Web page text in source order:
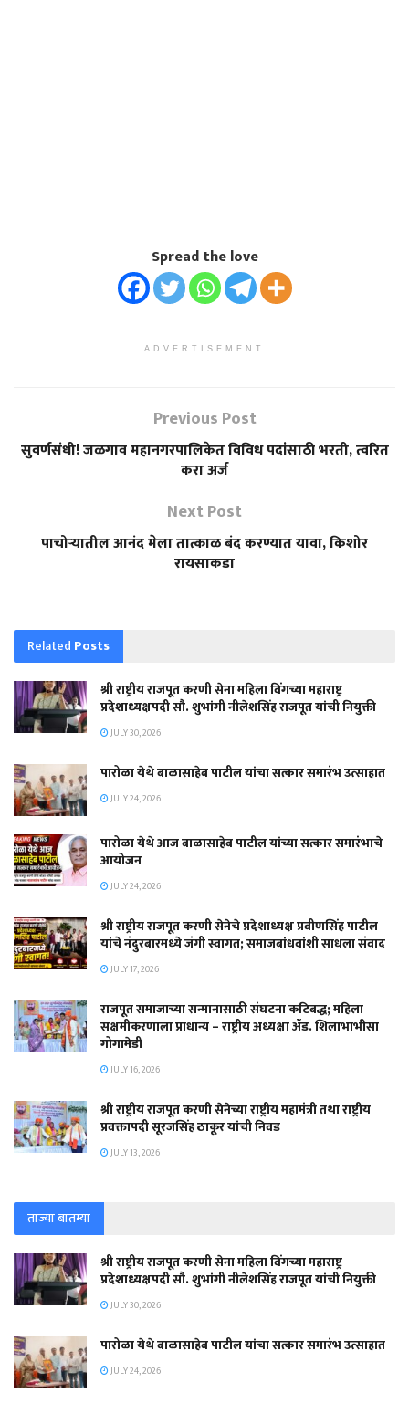
Spread the love
ADVERTISEMENT
Previous Post
सुवर्णसंधी! जळगाव महानगरपालिकेत विविध पदांसाठी भरती, त्वरित
करा अर्ज
Next Post
पाचोऱ्यातील आनंद मेला तात्काळ बंद करण्यात यावा, किशोर
रायसाकडा
Related Posts
श्री राष्ट्रीय राजपूत करणी सेना महिला विंगच्या महाराष्ट्र
प्रदेशाध्यक्षपदी सौ. शुभांगी नीलेशसिंह राजपूत यांची नियुक्ती
JULY 30, 2026
पारोळा येथे बाळासाहेब पाटील यांचा सत्कार समारंभ उत्साहात
JULY 24, 2026
पारोळा येथे आज बाळासाहेब पाटील यांच्या सत्कार समारंभाचे
आयोजन
JULY 24, 2026
श्री राष्ट्रीय राजपूत करणी सेनेचे प्रदेशाध्यक्ष प्रवीणसिंह पाटील
यांचे नंदुरबारमध्ये जंगी स्वागत; समाजबांधवांशी साधला संवाद
JULY 17, 2026
राजपूत समाजाच्या सन्मानासाठी संघटना कटिबद्ध; महिला
सक्षमीकरणाला प्राधान्य – राष्ट्रीय अध्यक्षा ॲड. शिलाभाभीसा
गोगामेडी
JULY 16, 2026
श्री राष्ट्रीय राजपूत करणी सेनेच्या राष्ट्रीय महामंत्री तथा राष्ट्रीय
प्रवक्तापदी सूरजसिंह ठाकूर यांची निवड
JULY 13, 2026
ताज्या बातम्या
श्री राष्ट्रीय राजपूत करणी सेना महिला विंगच्या महाराष्ट्र
प्रदेशाध्यक्षपदी सौ. शुभांगी नीलेशसिंह राजपूत यांची नियुक्ती
JULY 30, 2026
पारोळा येथे बाळासाहेब पाटील यांचा सत्कार समारंभ उत्साहात
JULY 24, 2026